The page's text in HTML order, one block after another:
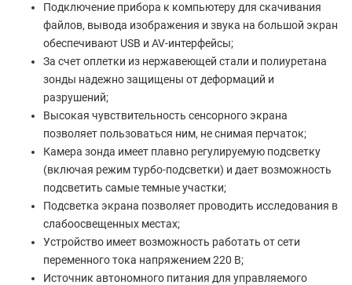
Подключение прибора к компьютеру для скачивания
файлов, вывода изображения и звука на большой экран
обеспечивают USB и AV-интерфейсы;
За счет оплетки из нержавеющей стали и полиуретана
зонды надежно защищены от деформаций и
разрушений;
Высокая чувствительность сенсорного экрана
позволяет пользоваться ним, не снимая перчаток;
Камера зонда имеет плавно регулируемую подсветку
(включая режим турбо-подсветки) и дает возможность
подсветить самые темные участки;
Подсветка экрана позволяет проводить исследования в
слабоосвещенных местах;
Устройство имеет возможность работать от сети
переменного тока напряжением 220 В;
Источник автономного питания для управляемого